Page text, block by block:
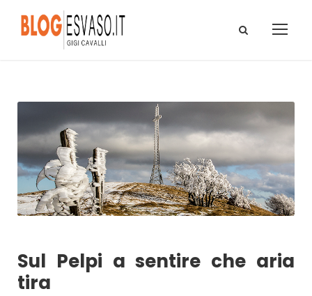
Sul Pelpi a sentire che aria
tira